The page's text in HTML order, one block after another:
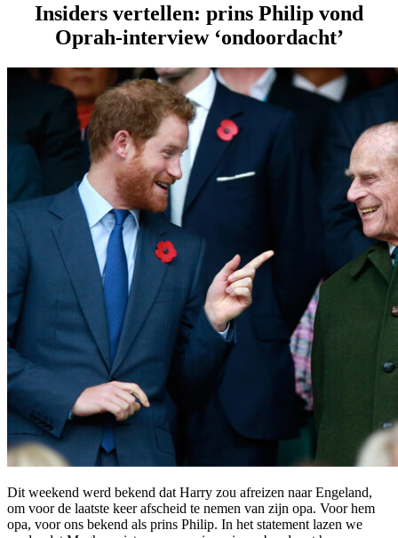
Insiders vertellen: prins Philip vond
Oprah-interview ‘ondoordacht’
Dit weekend werd bekend dat Harry zou afreizen naar Engeland,
om voor de laatste keer afscheid te nemen van zijn opa. Voor hem
opa, voor ons bekend als prins Philip. In het statement lazen we